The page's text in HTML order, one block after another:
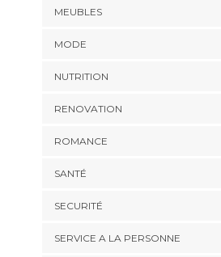
MEUBLES
MODE
NUTRITION
RENOVATION
ROMANCE
SANTÉ
SECURITÉ
SERVICE A LA PERSONNE